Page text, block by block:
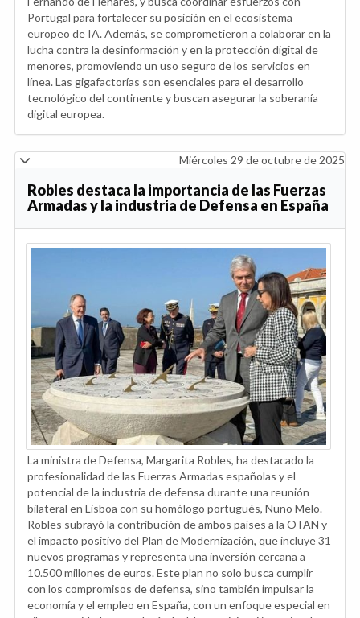
Portugal para fortalecer su posición en el ecosistema
europeo de IA. Además, se comprometieron a colaborar en la
lucha contra la desinformación y en la protección digital de
menores, promoviendo un uso seguro de los servicios en
línea. Las gigafactorías son esenciales para el desarrollo
tecnológico del continente y buscan asegurar la soberanía
digital europea.
Miércoles 29 de octubre de 2025
Robles destaca la importancia de las Fuerzas
Armadas y la industria de Defensa en España
La ministra de Defensa, Margarita Robles, ha destacado la
profesionalidad de las Fuerzas Armadas españolas y el
potencial de la industria de defensa durante una reunión
bilateral en Lisboa con su homólogo portugués, Nuno Melo.
Robles subrayó la contribución de ambos países a la OTAN y
el impacto positivo del Plan de Modernización, que incluye 31
nuevos programas y representa una inversión cercana a
10.500 millones de euros. Este plan no solo busca cumplir
con los compromisos de defensa, sino también impulsar la
economía y el empleo en España, con un enfoque especial en